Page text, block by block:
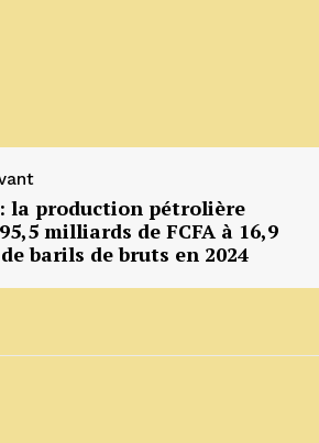
la production pétrolière
milliards de FCFA à 16,9
barils de bruts en 2024